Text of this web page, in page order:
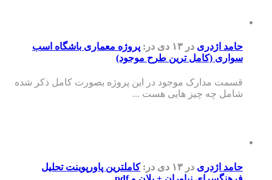
حامد اژدری در ۱۳ دی در: پروژه معماری باشگاه اسب
سواری (کامل ترین طرح موجود)
قسمت مدارک موجود در این پروژه بصورت کامل ذکر شده
شامل چه چیز هایی هست ...
حامد اژدری در ۱۳ دی در:کاملترین پاورپوینت تحلیل